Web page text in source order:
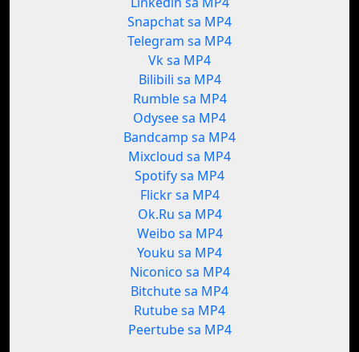
Snapchat sa MP4
Telegram sa MP4
Vk sa MP4
Bilibili sa MP4
Rumble sa MP4
Odysee sa MP4
Bandcamp sa MP4
Mixcloud sa MP4
Spotify sa MP4
Flickr sa MP4
Ok.Ru sa MP4
Weibo sa MP4
Youku sa MP4
Niconico sa MP4
Bitchute sa MP4
Rutube sa MP4
Peertube sa MP4